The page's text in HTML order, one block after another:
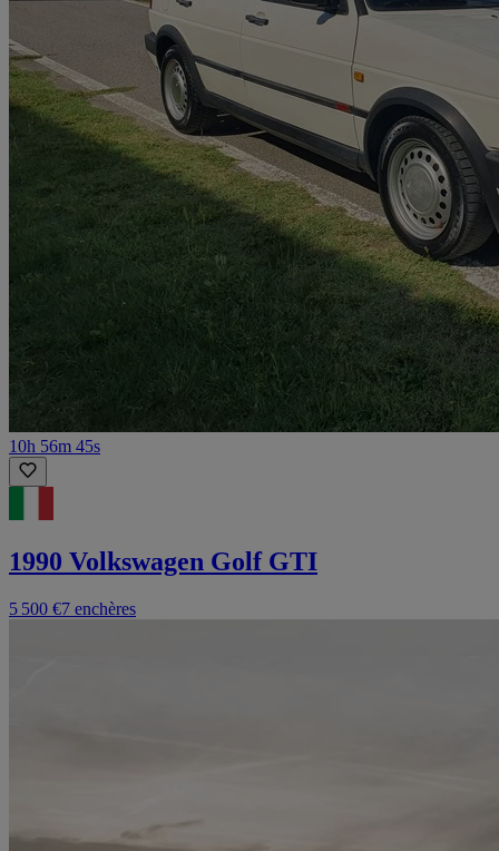
10h 56m 45s
1990 Volkswagen Golf GTI
5 500 €7 enchères